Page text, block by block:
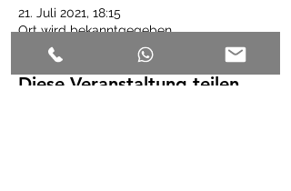
21. Juli 2021, 18:15
Ort wird bekanntgegeben
Diese Veranstaltung teilen